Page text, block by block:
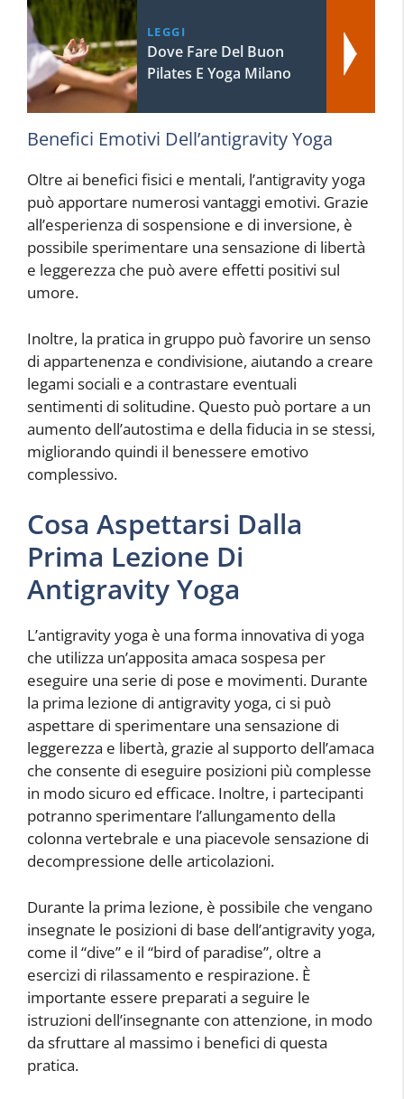
LEGGI
Dove Fare Del Buon
Pilates E Yoga Milano
Benefici Emotivi Dell’antigravity Yoga
Oltre ai benefici fisici e mentali, l’antigravity yoga
può apportare numerosi vantaggi emotivi. Grazie
all’esperienza di sospensione e di inversione, è
possibile sperimentare una sensazione di libertà
e leggerezza che può avere effetti positivi sul
umore.
Inoltre, la pratica in gruppo può favorire un senso
di appartenenza e condivisione, aiutando a creare
legami sociali e a contrastare eventuali
sentimenti di solitudine. Questo può portare a un
aumento dell’autostima e della fiducia in se stessi,
migliorando quindi il benessere emotivo
complessivo.
Cosa Aspettarsi Dalla
Prima Lezione Di
Antigravity Yoga
L’antigravity yoga è una forma innovativa di yoga
che utilizza un’apposita amaca sospesa per
eseguire una serie di pose e movimenti. Durante
la prima lezione di antigravity yoga, ci si può
aspettare di sperimentare una sensazione di
leggerezza e libertà, grazie al supporto dell’amaca
che consente di eseguire posizioni più complesse
in modo sicuro ed efficace. Inoltre, i partecipanti
potranno sperimentare l’allungamento della
colonna vertebrale e una piacevole sensazione di
decompressione delle articolazioni.
Durante la prima lezione, è possibile che vengano
insegnate le posizioni di base dell’antigravity yoga,
come il “dive” e il “bird of paradise”, oltre a
esercizi di rilassamento e respirazione. È
importante essere preparati a seguire le
istruzioni dell’insegnante con attenzione, in modo
da sfruttare al massimo i benefici di questa
pratica.